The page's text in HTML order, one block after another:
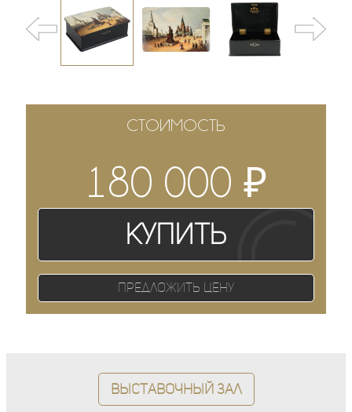
СТОИМОСТЬ
180 000 ₽
Купить
Предложить цену
Выставочный зал